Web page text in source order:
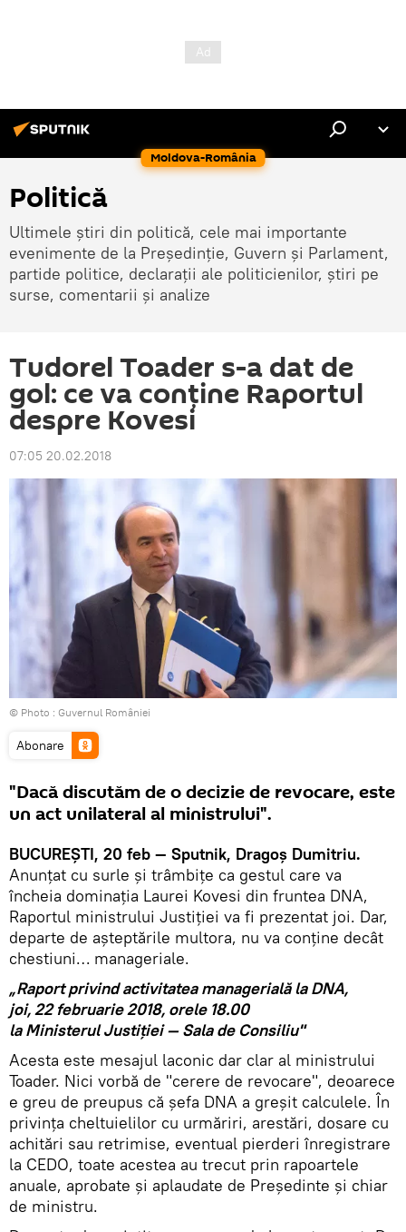
Moldova-România
Politică
Ultimele știri din politică, cele mai importante
evenimente de la Președinție, Guvern și Parlament,
partide politice, declarații ale politicienilor, știri pe
surse, comentarii și analize
Tudorel Toader s-a dat de
gol: ce va conține Raportul
despre Kovesi
07:05 20.02.2018
© Photo : Guvernul României
Abonare
"Dacă discutăm de o decizie de revocare, este
un act unilateral al ministrului".
BUCUREȘTI, 20 feb — Sputnik, Dragoș Dumitriu.
Anunțat cu surle și trâmbițe ca gestul care va
încheia dominația Laurei Kovesi din fruntea DNA,
Raportul ministrului Justiției va fi prezentat joi. Dar,
departe de așteptările multora, nu va conține decât
chestiuni… manageriale.
„Raport privind activitatea managerială la DNA,
joi, 22 februarie 2018, orele 18.00
la Ministerul Justiţiei — Sala de Consiliu"
Acesta este mesajul laconic dar clar al ministrului
Toader. Nici vorbă de "cerere de revocare", deoarece
e greu de preupus că șefa DNA a greșit calculele. În
privința cheltuielilor cu urmăriri, arestări, dosare cu
achitări sau retrimise, eventual pierderi înregistrare
la CEDO, toate acestea au trecut prin rapoartele
anuale, aprobate și aplaudate de Președinte și chiar
de ministru.